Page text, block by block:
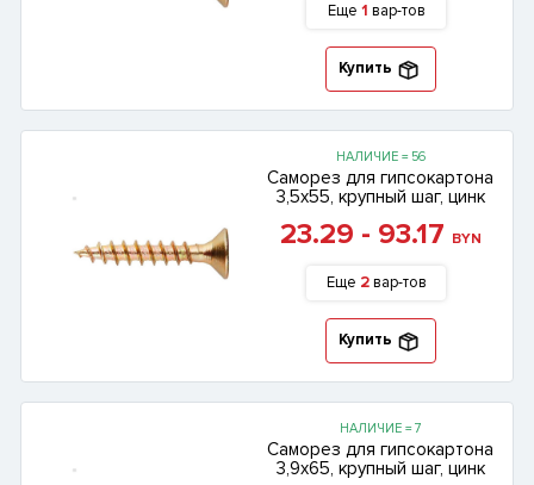
Еще 1 вар-тов
Купить
НАЛИЧИЕ = 56
Саморез для гипсокартона
3,5х55, крупный шаг, цинк
23.29 - 93.17 BYN
Еще 2 вар-тов
Купить
НАЛИЧИЕ = 7
Саморез для гипсокартона
3,9х65, крупный шаг, цинк